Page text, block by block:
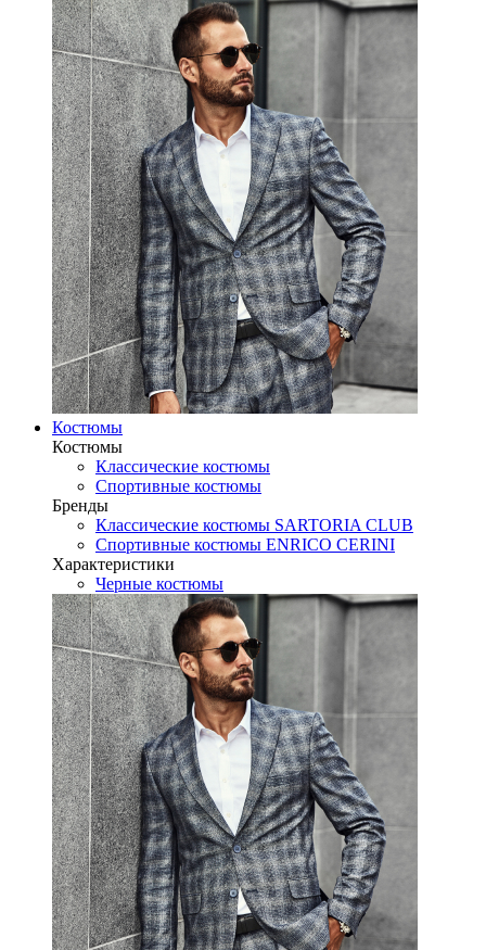
Костюмы
Костюмы
Классические костюмы
Спортивные костюмы
Бренды
Классические костюмы SARTORIA CLUB
Спортивные костюмы ENRICO CERINI
Характеристики
Черные костюмы